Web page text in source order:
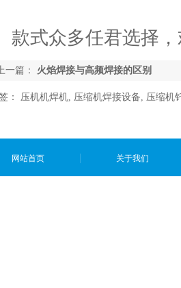
款式众多任君选择
一篇： 火焰焊接与高频焊接的区别
： 压机机焊机, 压缩机焊接设备, 压缩机
网站首页 关于我们